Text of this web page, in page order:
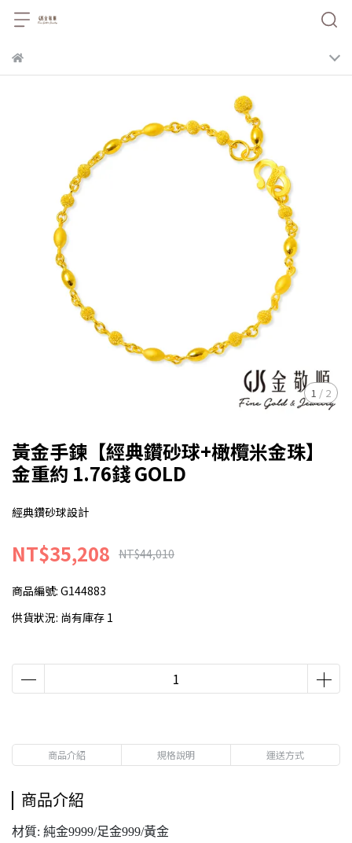
1 / 2
黃金手鍊【經典鑽砂球+橄欖米金珠】
金重約 1.76錢 GOLD
經典鑽砂球設計
NT$35,208 NT$44,010
商品編號: G144883
供貨狀況: 尚有庫存 1
商品介紹 規格說明 運送方式
商品介紹
材質: 純金9999/足金999/黃金